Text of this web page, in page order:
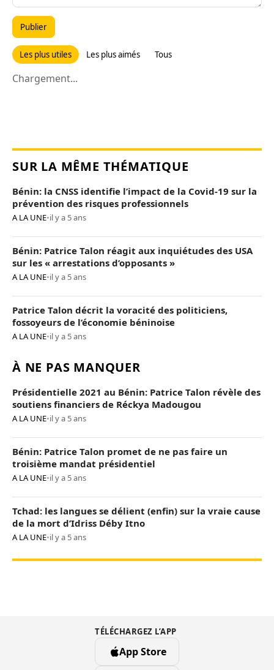
Publier
Les plus utiles Les plus aimés Tous
Chargement...
SUR LA MÊME THÉMATIQUE
Bénin: la CNSS identifie l’impact de la Covid-19 sur la
prévention des risques professionnels
A LA UNE•il y a 5 ans
Bénin: Patrice Talon réagit aux inquiétudes des USA
sur les « arrestations d’opposants »
A LA UNE•il y a 5 ans
Patrice Talon décrit la voracité des politiciens,
fossoyeurs de l’économie béninoise
A LA UNE•il y a 5 ans
À NE PAS MANQUER
Présidentielle 2021 au Bénin: Patrice Talon révèle des
soutiens financiers de Réckya Madougou
A LA UNE•il y a 5 ans
Bénin: Patrice Talon promet de ne pas faire un
troisième mandat présidentiel
A LA UNE•il y a 5 ans
Tchad: les langues se délient (enfin) sur la vraie cause
de la mort d’Idriss Déby Itno
A LA UNE•il y a 5 ans
TÉLÉCHARGEZ L’APP
App Store